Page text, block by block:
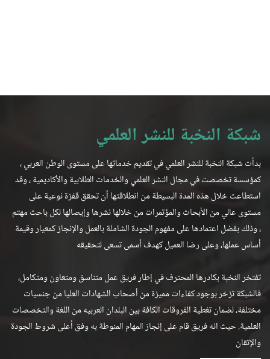
شبكة النخبة للنشر العلمي
بدأت شبكة النخبة للنشر العلمي في تقديم خدماتها على مستوى الوطن العربي ،
كمؤسسة تخصصت في مجال النشر العلمي والخدمات الطلابية والأكاديمية ، وقد
استطاعت خلال هذه المدة البسيطة من انطلاقتها أن تحقق قفزة نوعية على
مستوى عالي من الأبحاث والمؤتمرات من خلالها نشرها وإيصالها لكل باحث مهتم
، وذلك بفضل اعتمادها على مفهوم الجودة الشاملة بالعمل والإنجاز كمعيار وقيمة
أساس عملها، وعلى رضا العميل كهدف أسمى تسعى لتحقيقه
تفتخر النخبة بكادرها المحترف في إطار فريق عمل متناسق ومتعاون ومتكامل،
فالشبكة تزخر بوجود كفاءات مميزة من أصحاب الشهادات العليا من جنسيات
مختلفة، لضمان تغطية الفروقات الكافة بين البلدان العربيه من اللغة والتخصصات
العلمية. حيث انه فريق قام على إنجاز المهام المنوطة به وفق أعلى شروط الجودة
والإتقان